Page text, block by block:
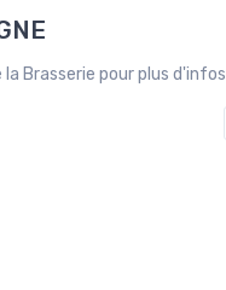
Brasserie pour plus d'infos